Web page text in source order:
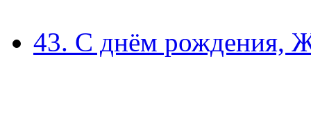
43. С днём рождения,